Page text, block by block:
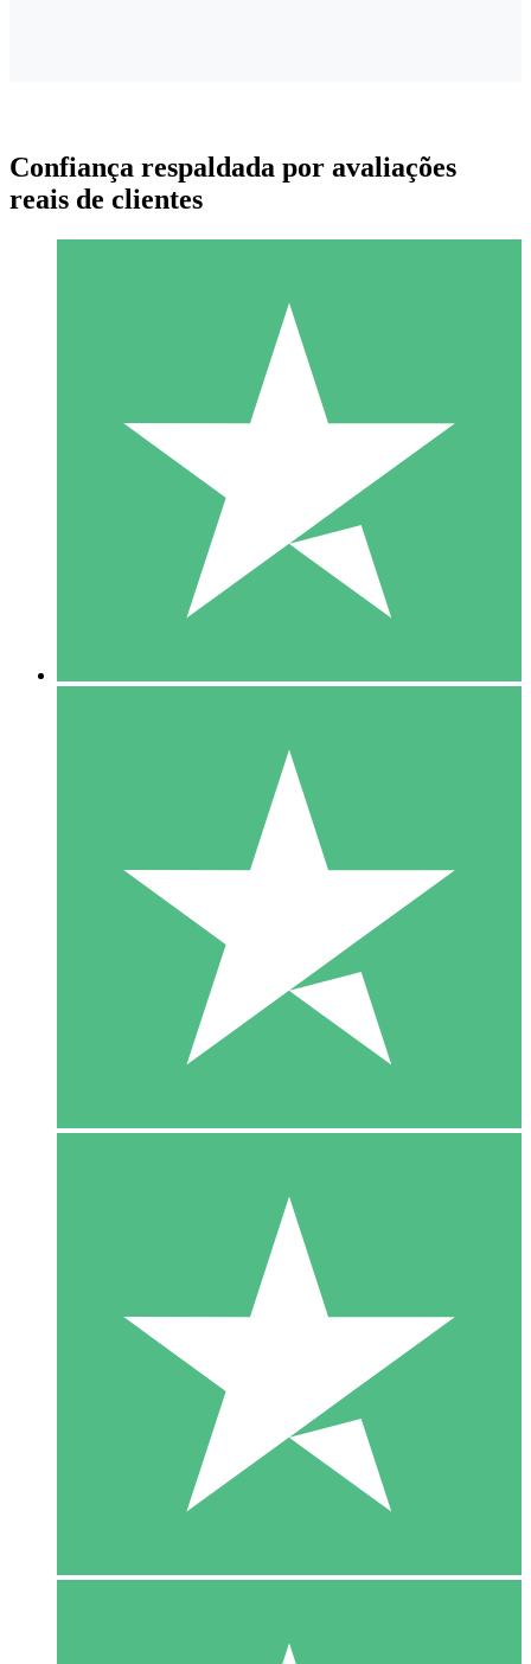
Pacotes de Créditos Individuais
Pague conforme o uso com créditos de download. Sem
1000
10 Downloads
20 00
Confiança respaldada por avaliações
reais de clientes